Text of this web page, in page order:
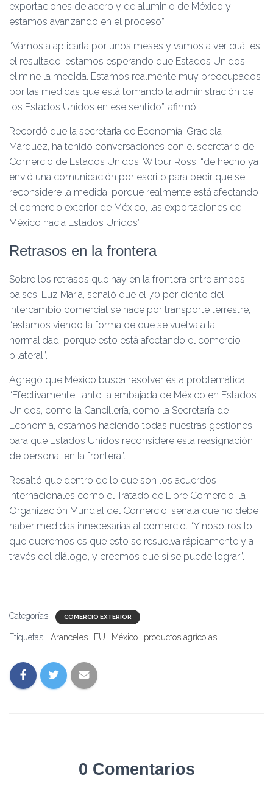
exportaciones de acero y de aluminio de México y
estamos avanzando en el proceso”.
“Vamos a aplicarla por unos meses y vamos a ver cuál es
el resultado, estamos esperando que Estados Unidos
elimine la medida. Estamos realmente muy preocupados
por las medidas que está tomando la administración de
los Estados Unidos en ese sentido”, afirmó.
Recordó que la secretaria de Economía, Graciela
Márquez, ha tenido conversaciones con el secretario de
Comercio de Estados Unidos, Wilbur Ross, “de hecho ya
envió una comunicación por escrito para pedir que se
reconsidere la medida, porque realmente está afectando
el comercio exterior de México, las exportaciones de
México hacia Estados Unidos”.
Retrasos en la frontera
Sobre los retrasos que hay en la frontera entre ambos
paises, Luz María, señaló que el 70 por ciento del
intercambio comercial se hace por transporte terrestre,
“estamos viendo la forma de que se vuelva a la
normalidad, porque esto está afectando el comercio
bilateral”.
Agregó que México busca resolver ésta problemática.
“Efectivamente, tanto la embajada de México en Estados
Unidos, como la Cancillería, como la Secretaría de
Economía, estamos haciendo todas nuestras gestiones
para que Estados Unidos reconsidere esta reasignación
de personal en la frontera”.
Resaltó que dentro de lo que son los acuerdos
internacionales como el Tratado de Libre Comercio, la
Organización Mundial del Comercio, señala que no debe
haber medidas innecesarias al comercio. “Y nosotros lo
que queremos es que esto se resuelva rápidamente y a
través del diálogo, y creemos que sí se puede lograr”.
Categorías: COMERCIO EXTERIOR
Etiquetas: Aranceles EU México productos agrícolas
0 Comentarios